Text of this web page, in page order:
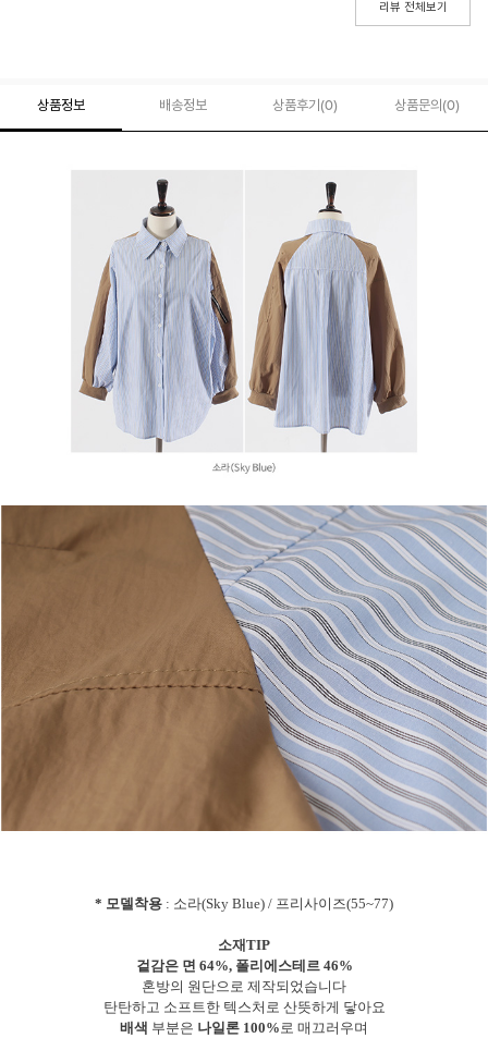
리뷰 전체보기
상품정보 배송정보 상품후기(0) 상품문의 (0)
* 모델착용 : 소라(Sky Blue) / 프리사이즈(55~77)
소재TIP
겉감은 면 64%, 폴리에스테르 46%
혼방의 원단으로 제작되었습니다
탄탄하고 소프트한 텍스처로 산뜻하게 닿아요
배색 부분은 나일론 100% 로 매끄러우며